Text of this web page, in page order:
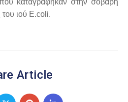
καταγράφηκαν στην σοβαρή
του ιού E.coli.
Article